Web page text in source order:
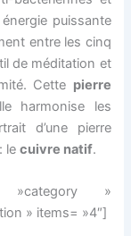
puissante
entre les cinq
de méditation et
Cette pierre
harmonise les
d’une pierre
lecuivre natif.
»category »
» items= »4″]